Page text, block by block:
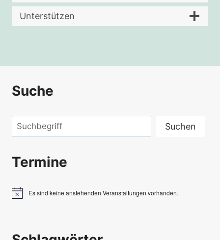
Unterstützen
Suche
Suchen Suchen
Termine
HinweisEs sind keine anstehenden Veranstaltungen vorhanden.